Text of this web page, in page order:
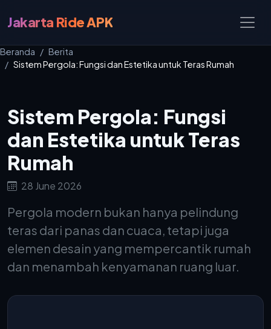
Jakarta Ride APK
Beranda
Berita
Sistem Pergola: Fungsi dan Estetika untuk Teras Rumah
Sistem Pergola: Fungsi
dan Estetika untuk Teras
Rumah
28 June 2026
Pergola modern bukan hanya pelindung
teras dari panas dan cuaca, tetapi juga
elemen desain yang mempercantik rumah
dan menambah kenyamanan ruang luar.